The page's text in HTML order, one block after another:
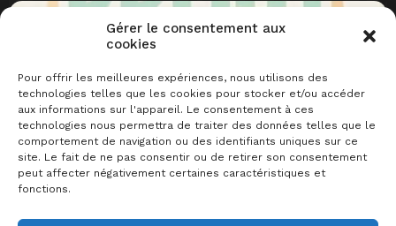
Gérer le consentement aux
cookies
Pour offrir les meilleures expériences, nous utilisons des
technologies telles que les cookies pour stocker et/ou accéder
aux informations sur l'appareil. Le consentement à ces
technologies nous permettra de traiter des données telles que le
comportement de navigation ou des identifiants uniques sur ce
site. Le fait de ne pas consentir ou de retirer son consentement
peut affecter négativement certaines caractéristiques et
fonctions.
cartes défausse 12/2025
Prout